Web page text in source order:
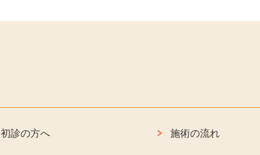
初診の方へ 施術の流れ